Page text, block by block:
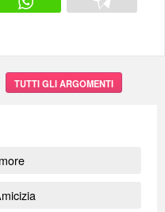
TUTTI GLI ARGOMENTI